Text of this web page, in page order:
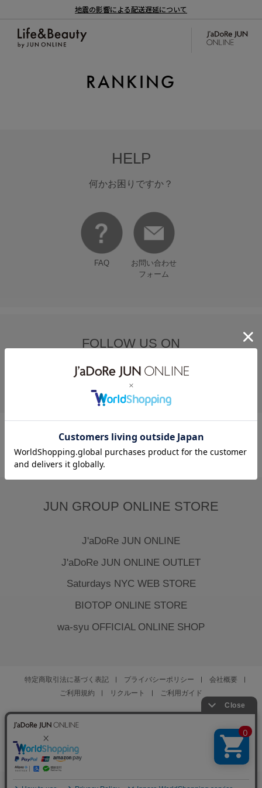
地震の影響による配送遅延について
0
RANKING
HELP
何かお困りですか？
FAQ
お問い合わせ
フォーム
FOLLOW US ON
JUN GROUP ONLINE STORE
J'aDoRe JUN ONLINE
J'aDoRe JUN ONLINE OUTLET
Saturdays NYC WEB STORE
BIOTOP ONLINE STORE
wa-syu OFFICIAL ONLINE SHOP
特定商取引法に基づく表記 プライバシーポリシー
会社概要
ご利用規約
リクルート ご利用ガイド
© JUN CO.,LTD. ALL RIGHTS RESERVED.